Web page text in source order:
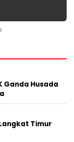
Ganda Husada
Timur